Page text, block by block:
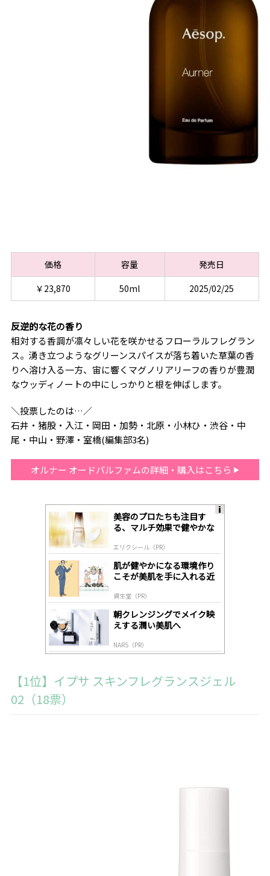
価格 容量
発売日
￥23,870
50ml 2025/02/25
反逆的な花の香り
相対する香調が凛々しい花を咲かせるフローラルフレグラン
ス。湧き立つようなグリーンスパイスが落ち着いた草葉の香
りへ溶け入る一方、宙に響くマグノリアリーフの香りが豊潤
なウッディノートの中にしっかりと根を伸ばします。
＼投票したのは…／
石井・猪股・入江・岡田・加勢・北原・小林ひ・渋谷・中
尾・中山・野澤・室橋(編集部3名)
オルナー オードパルファムの詳細・購入はこちら
美容のプロたちも注目す
る、マルチ効果で健やかな
エリクシール（PR）
肌が健やかになる環境作り
こそが美肌を手に入れる近
資生堂（PR）
朝クレンジングでメイク映
えする潤い美肌へ
NARS（PR）
【1位】イプサ スキンフレグランスジェル
02（18票）